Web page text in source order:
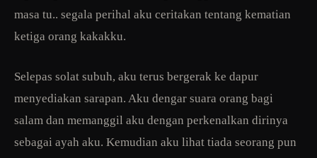
masa tu.. segala perihal aku ceritakan tentang kematian
ketiga orang kakakku.
Selepas solat subuh, aku terus bergerak ke dapur
menyediakan sarapan. Aku dengar suara orang bagi
salam dan memanggil aku dengan perkenalkan dirinya
sebagai ayah aku. Kemudian aku lihat tiada seorang pun